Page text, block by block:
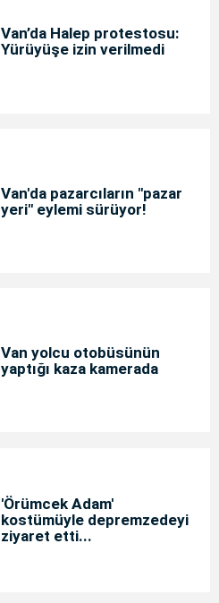
Van’da Halep protestosu:
Yürüyüşe izin verilmedi
Van'da pazarcıların "pazar
yeri" eylemi sürüyor!
Van yolcu otobüsünün
yaptığı kaza kamerada
'Örümcek Adam'
kostümüyle depremzedeyi
ziyaret etti...